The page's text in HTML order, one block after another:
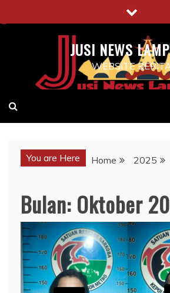
to
JUSI NEWS
WEBSITE
You are Here Home 2025
Bulan: Oktober